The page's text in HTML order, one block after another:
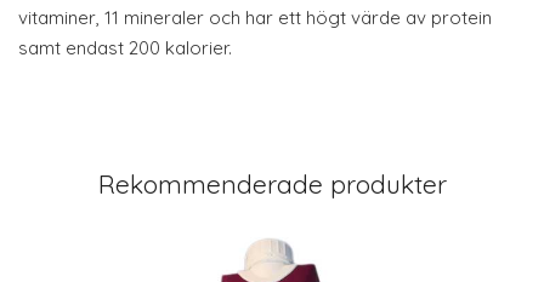
vitaminer, 11 mineraler och har ett högt värde av protein
samt endast 200 kalorier.
Rekommenderade produkter